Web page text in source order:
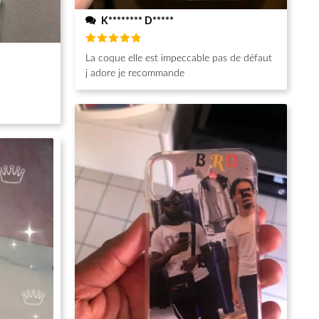
K******** D*****
Note
sur 5
La coque elle est impeccable pas de défaut
j adore je recommande